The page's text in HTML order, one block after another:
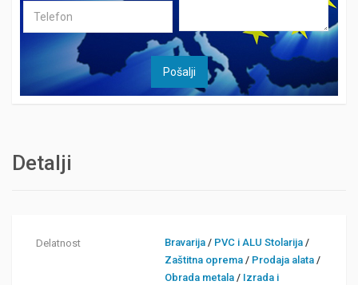
Detalji
Delatnost Bravarija / PVC i ALU Stolarija /
Zaštitna oprema / Prodaja alata /
Obrada metala / Izrada i